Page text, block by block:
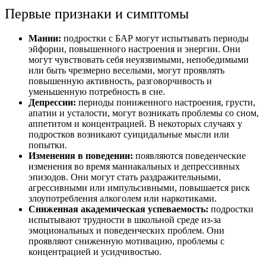
Первые признаки и симптомы
Мании: подростки с БАР могут испытывать периоды
эйфории, повышенного настроения и энергии. Они
могут чувствовать себя неуязвимыми, непобедимыми
или быть чрезмерно веселыми, могут проявлять
повышенную активность, разговорчивость и
уменьшенную потребность в сне.
Депрессии: периоды пониженного настроения, грусти,
апатии и усталости, могут возникать проблемы со сном,
аппетитом и концентрацией. В некоторых случаях у
подростков возникают суицидальные мысли или
попытки.
Изменения в поведении: появляются поведенческие
изменения во время маниакальных и депрессивных
эпизодов. Они могут стать раздражительными,
агрессивными или импульсивными, повышается риск
злоупотребления алкоголем или наркотиками.
Сниженная академическая успеваемость: подростки
испытывают трудности в школьной среде из-за
эмоциональных и поведенческих проблем. Они
проявляют сниженную мотивацию, проблемы с
концентрацией и усидчивостью.